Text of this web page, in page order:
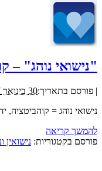
"נישואי נוהג" –
| פורסם בתאריך:30 בינואר 2007
נישואי נוהג =
להמשך קריאה
פורסם בקטגוריות: נישואין